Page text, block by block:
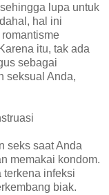
lupa untuk
hal ini
itu, tak ada
sebagai
seksual Anda,
seks saat Anda
memakai kondom.
terkena infeksi
biak.